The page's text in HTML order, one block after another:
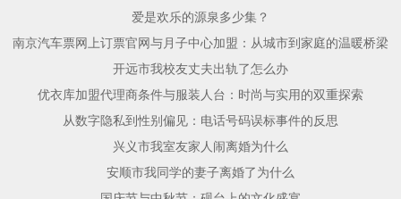
爱是欢乐的源泉多少集？
南京汽车票网上订票官网与月子中心加盟：从城市到家庭的温暖桥梁
开远市我校友丈夫出轨了怎么办
优衣库加盟代理商条件与服装人台：时尚与实用的双重探索
从数字隐私到性别偏见：电话号码误标事件的反思
兴义市我室友家人闹离婚为什么
安顺市我同学的妻子离婚了为什么